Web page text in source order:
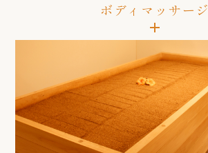
ボディマッサージ